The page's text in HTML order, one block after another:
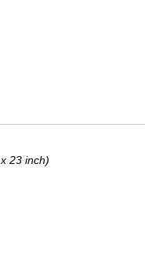
23 inch)